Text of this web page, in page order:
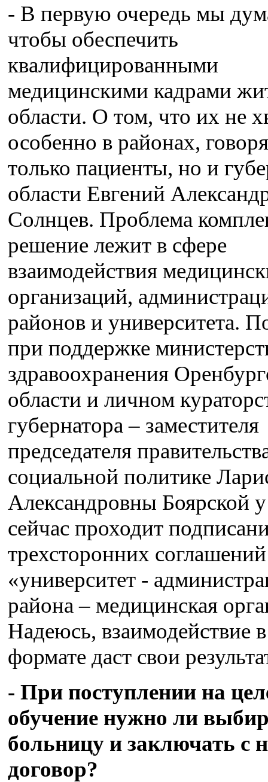
- В первую очередь мы
чтобы обеспечить
квалифицированными
медицинскими кадрами
области. О том, что их не
особенно в районах,
только пациенты, но и
области Евгений
Солнцев. Проблема
решение лежит в сфере
взаимодействия
организаций,
районов и университета.
при поддержке
здравоохранения
области и личном
губернатора – заместителя
председателя
социальной политике
Александровны Боярской
сейчас проходит
трехсторонних соглашений
«университет -
района – медицинская
Надеюсь, взаимодействие
формате даст свои
- При поступлении на
обучение нужно ли
больницу и заключать с
договор?